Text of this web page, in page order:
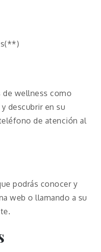
de wellness como
descubrir en su
de atención al
podrás conocer y
web o llamando a su